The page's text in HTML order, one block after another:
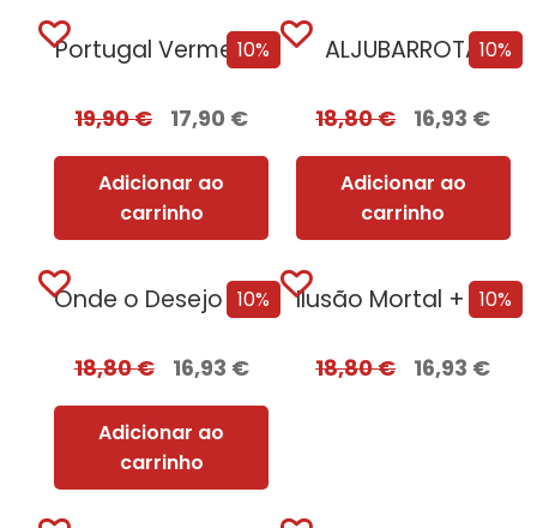
10%
Portugal Vermelho
19,90€ 17,90 €
Adicionar ao
carrinho
10%
ALJUBARROTA
18,80€ 16,93 €
Adicionar ao
carrinho
10%
Onde o Desejo se Esconde [Nova Edição]
18,80€ 16,93 €
Adicionar ao
carrinho
10%
Ilusão Mortal + Oferta Tentação
18,80€ 16,93 €